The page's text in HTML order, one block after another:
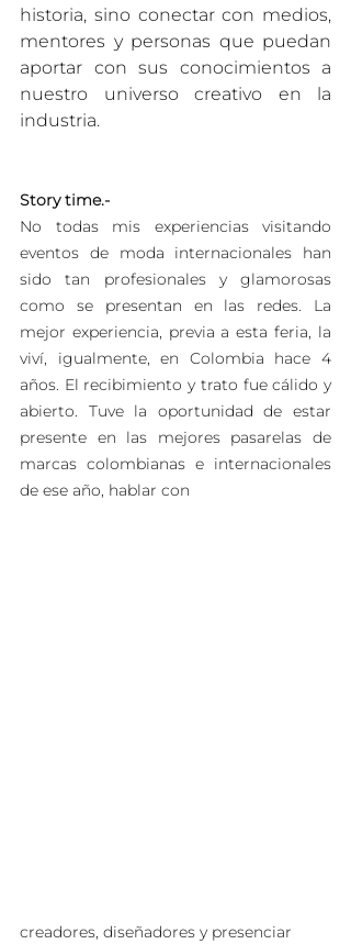
historia, sino conectar con medios,
mentores y personas que puedan
aportar con sus conocimientos a
nuestro universo creativo en la
industria.
Story time.-
No todas mis experiencias visitando
eventos de moda internacionales han
sido tan profesionales y glamorosas
como se presentan en las redes. La
mejor experiencia, previa a esta feria, la
viví, igualmente, en Colombia hace 4
años. El recibimiento y trato fue cálido y
abierto. Tuve la oportunidad de estar
presente en las mejores pasarelas de
marcas colombianas e internacionales
de ese año, hablar con
creadores, diseñadores y presenciar